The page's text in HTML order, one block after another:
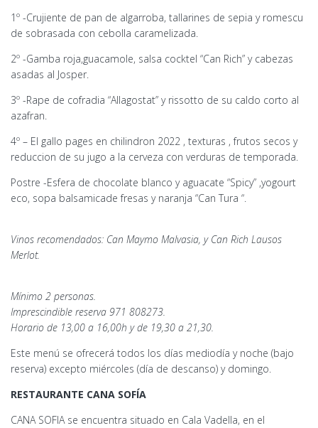
1º -Crujiente de pan de algarroba, tallarines de sepia y romescu
de sobrasada con cebolla caramelizada.
2º -Gamba roja,guacamole, salsa cocktel “Can Rich” y cabezas
asadas al Josper.
3º -Rape de cofradia “Allagostat” y rissotto de su caldo corto al
azafran.
4º – El gallo pages en chilindron 2022 , texturas , frutos secos y
reduccion de su jugo a la cerveza con verduras de temporada.
Postre -Esfera de chocolate blanco y aguacate “Spicy” ,yogourt
eco, sopa balsamicade fresas y naranja “Can Tura “.
Vinos recomendados: Can Maymo Malvasia, y Can Rich Lausos
Merlot.
Mínimo 2 personas.
Imprescindible reserva 971 808273.
Horario de 13,00 a 16,00h y de 19,30 a 21,30.
Este menú se ofrecerá todos los días mediodía y noche (bajo
reserva) excepto miércoles (día de descanso) y domingo.
RESTAURANTE CANA SOFÍA
CANA SOFIA se encuentra situado en Cala Vadella, en el